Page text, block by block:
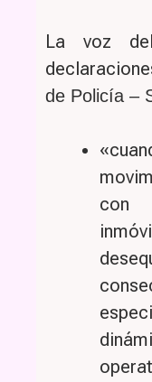
La voz
de Policía –
con